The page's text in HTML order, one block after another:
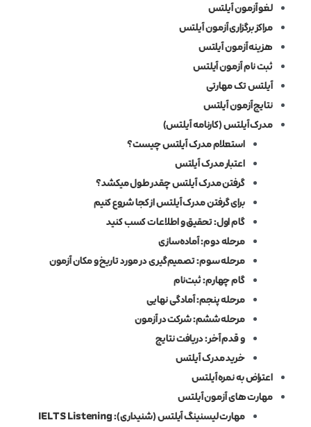
لغو آزمون آیلتس
مراکز برگزاری آزمون آیلتس
هزینه آزمون آیلتس
ثبت نام آزمون آیلتس
آیلتس تک مهارتی
نتایج آزمون آیلتس
مدرک آیلتس (کارنامه آیلتس)
استعلام مدرک آیلتس چیست؟
اعتبار مدرک آیلتس
گرفتن مدرک آیلتس چقدر طول میکشد؟
برای گرفتن مدرک آیلتس از کجا شروع کنیم
گام اول: تحقیق و اطلاعات کسب کنید
مرحله دوم: آماده‌سازی
مرحله سوم: تصمیم‌گیری در مورد تاریخ و مکان آزمون
گام چهارم: ثبت‌نام
مرحله پنجم: آمادگی نهایی
مرحله ششم: شرکت در آزمون
و قدم آخر: دریافت نتایج
خرید مدرک آیلتس
اعتراض به نمره آیلتس
مهارت های آزمون آیلتس
مهارت لیسنینگ آیلتس (شنیداری): IELTS Listening